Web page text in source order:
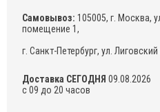
Самовывоз: 105005, г. Москва,
помещение 1,
г. Санкт-Петербург, ул.
Доставка СЕГОДНЯ 09.08.2026
с 09 до 20 часов